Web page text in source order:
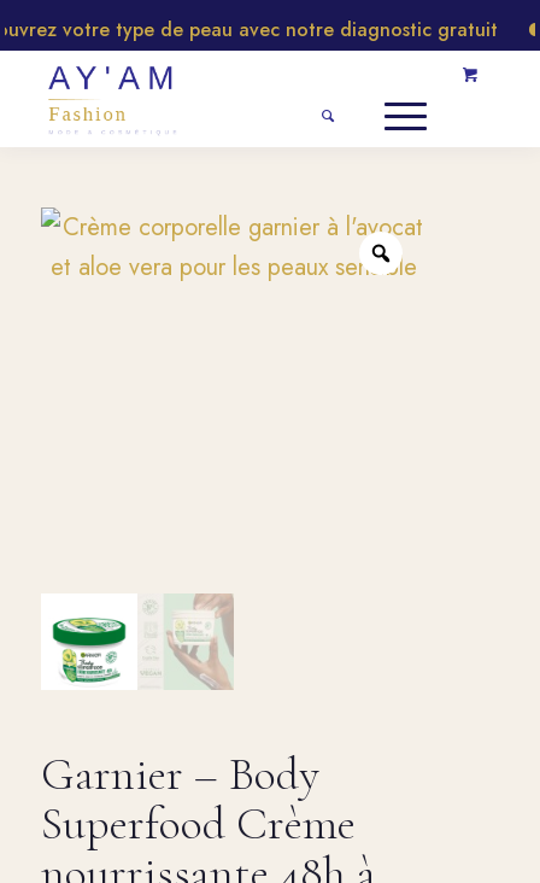
votre type de peau avec notre diagnostic gratuit
Garnier – Body
Superfood Crème